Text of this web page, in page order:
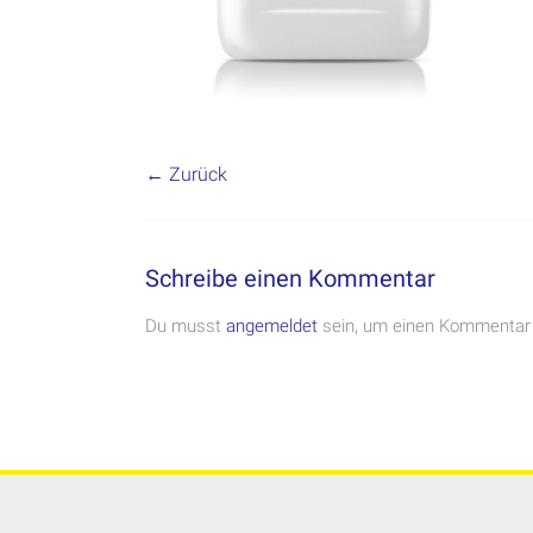
← Zurück
Schreibe einen Kommentar
Du musst angemeldet sein, um einen